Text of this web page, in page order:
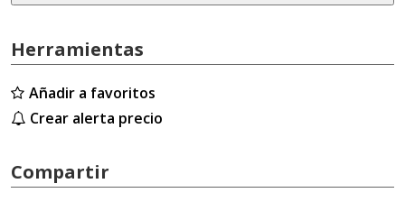
Herramientas
Añadir a favoritos
Crear alerta precio
Compartir